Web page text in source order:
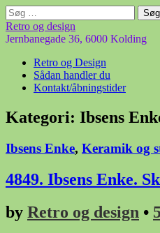
Søg
efter:
Retro og design
Jernbanegade 36, 6000 Kolding
Main
menu
Skip
content
Retro og Design
Sådan handler du
Kontakt/åbningstider
Kategori: Ibsens
Ibsens Enke, Keramik og
4849. Ibsens Enke.
by Retro og design •